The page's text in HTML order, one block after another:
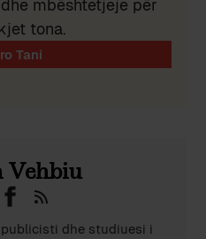
mbështetjeje për
tona.
Vehbiu
dhe studiuesi i